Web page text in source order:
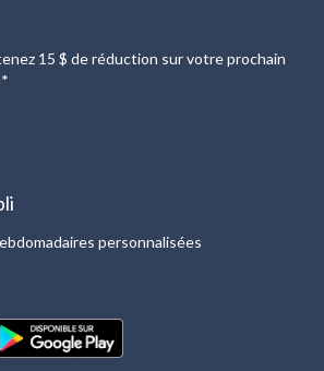
15 $ de réduction sur votre prochain
personnalisées